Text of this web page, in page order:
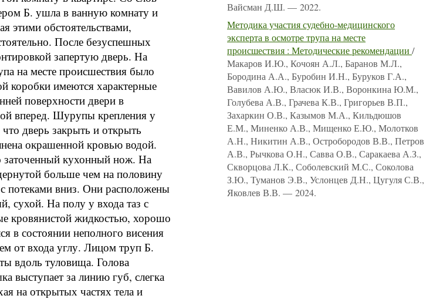
Б. ушла в ванную комнату и
этими обстоятельствами,
После безуспешных
запертую дверь. На
на месте происшествия было
коробки имеются характерные
поверхности двери в
вперед. Шурупы крепления у
дверь закрыть и открыть
окрашенной кровью водой.
заточенный кухонный нож. На
больше чем на половину
потеками вниз. Они расположены
сухой. На полу у входа таз с
кровянистой жидкостью, хорошо
в состоянии неполного висения
от входа углу. Лицом труп Б.
вдоль туловища. Голова
выступает за линию губ, слегка
на открытых частях тела и
Вайсман Д.Ш. — 2022.
Методика участия судебно-медицинского
эксперта в осмотре трупа на месте
происшествия : Методические рекомендации /
Макаров И.Ю., Кочоян А.Л., Баранов М.Л.,
Бородина А.А., Буробин И.Н., Буруков Г.А.,
Вавилов А.Ю., Власюк И.В., Воронкина Ю.М.,
Голубева А.В., Грачева К.В., Григорьев В.П.,
Захаркин О.В., Казымов М.А., Кильдюшов
Е.М., Миненко А.В., Мищенко Е.Ю., Молотков
А.Н., Никитин А.В., Остробородов В.В., Петров
А.В., Рычкова О.Н., Савва О.В., Саракаева А.З.,
Скворцова Л.К., Соболевский М.С., Соколова
З.Ю., Туманов Э.В., Услонцев Д.Н., Цугуля С.В.,
Яковлев В.В. — 2024.